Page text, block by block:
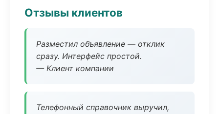
Отзывы клиентов
Разместил объявление — отклик
сразу. Интерфейс простой.
— Клиент компании
Телефонный справочник выручил,